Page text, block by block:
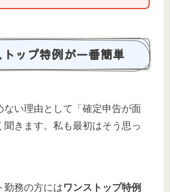
ップ特例が一番簡単
ない理由として「確定申告が面
聞きます。私も最初はそう思っ
勤務の方にはワンストップ特例